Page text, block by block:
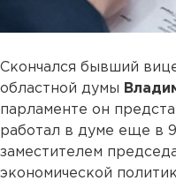
Скончался бывший
областной думы
парламенте он
работал в думе еще в
заместителем
экономической